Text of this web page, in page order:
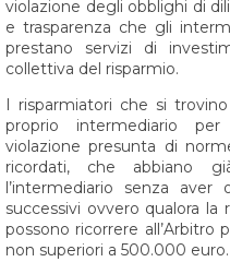
violazione degli obblighi di
e trasparenza che gli
prestano servizi di
collettiva del risparmio.
I risparmiatori che si
proprio intermediario
violazione presunta di
ricordati, che abbiano
l’intermediario senza
successivi ovvero qualora la
possono ricorrere all’Arbitro
non superiori a 500.000 euro.